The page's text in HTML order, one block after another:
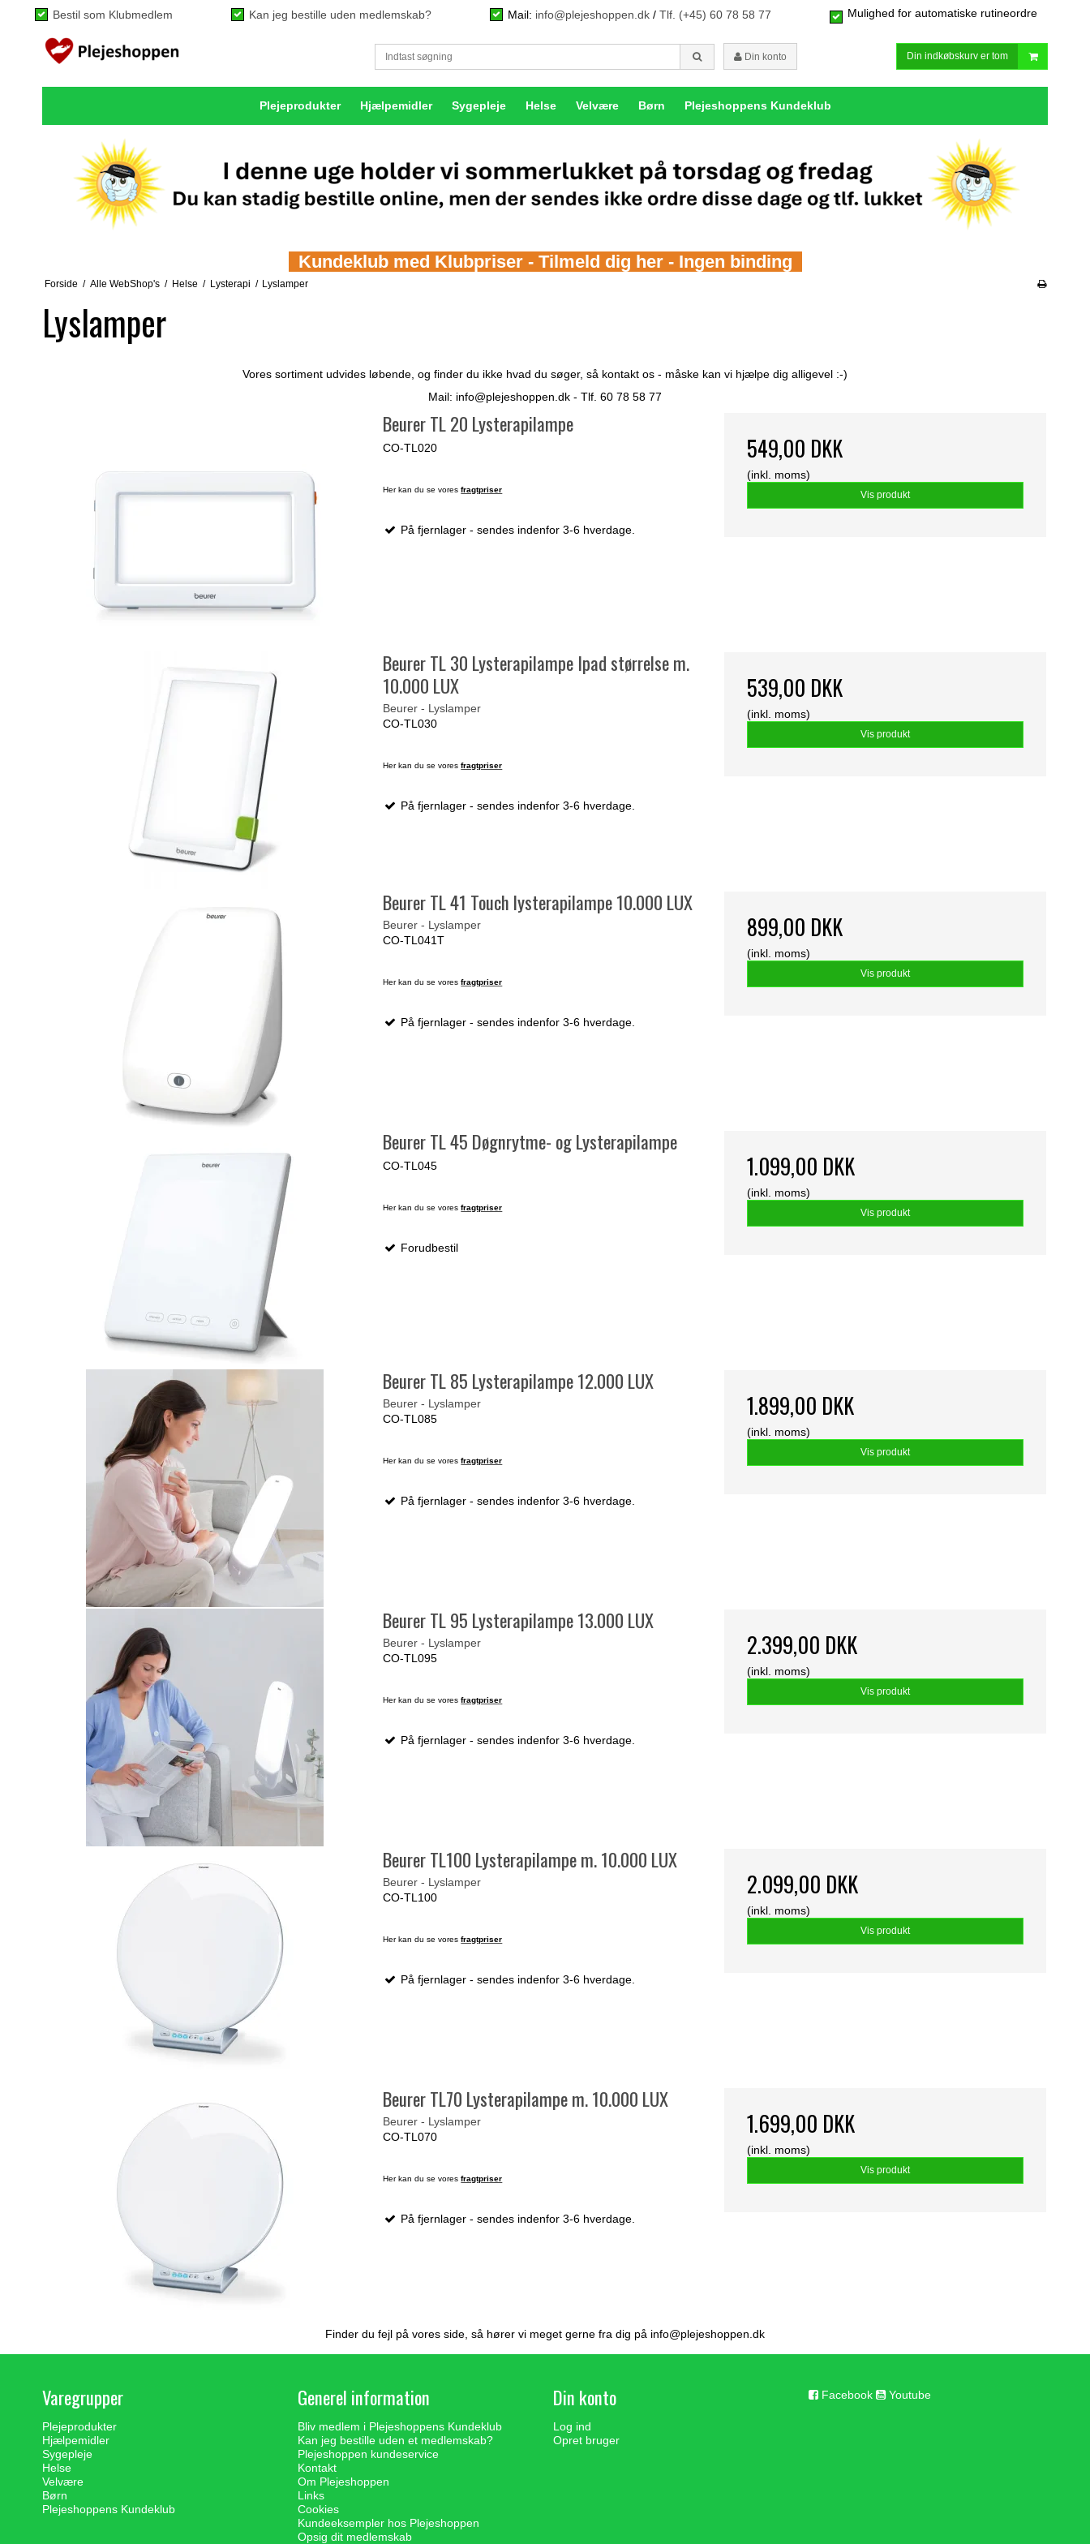
Bestil som Klubmedlem Kan jeg bestille uden medlemskab? Mail: info@plejeshoppen.dk / Tlf. (+45) 60 78 58 77 Mulighed for automatiske rutineordre
Din konto Din indkøbskurv er tom
Plejeprodukter Hjælpemidler Sygepleje Helse Velvære Børn Plejeshoppens Kundeklub
Kundeklub med Klubpriser - Tilmeld dig her - Ingen binding
Forside / Alle WebShop's / Helse / Lysterapi / Lyslamper
Lyslamper
Vores sortiment udvides løbende, og finder du ikke hvad du søger, så kontakt os - måske kan vi hjælpe dig alligevel :-)
Mail: info@plejeshoppen.dk - Tlf. 60 78 58 77
Beurer TL 20 Lysterapilampe
CO-TL020
Her kan du se voresfragtpriser
På fjernlager - sendes indenfor 3-6 hverdage.
549,00 DKK
(inkl. moms)
Vis produkt
Beurer TL 30 Lysterapilampe Ipad størrelse m.
10.000 LUX
Beurer - Lyslamper
CO-TL030
Her kan du se voresfragtpriser
På fjernlager - sendes indenfor 3-6 hverdage.
539,00 DKK
(inkl. moms)
Vis produkt
Beurer TL 41 Touch lysterapilampe 10.000 LUX
Beurer - Lyslamper
CO-TL041T
Her kan du se voresfragtpriser
På fjernlager - sendes indenfor 3-6 hverdage.
899,00 DKK
(inkl. moms)
Vis produkt
Beurer TL 45 Døgnrytme- og Lysterapilampe
CO-TL045
Her kan du se voresfragtpriser
Forudbestil
1.099,00 DKK
(inkl. moms)
Vis produkt
Beurer TL 85 Lysterapilampe 12.000 LUX
Beurer - Lyslamper
CO-TL085
Her kan du se voresfragtpriser
På fjernlager - sendes indenfor 3-6 hverdage.
1.899,00 DKK
(inkl. moms)
Vis produkt
Beurer TL 95 Lysterapilampe 13.000 LUX
Beurer - Lyslamper
CO-TL095
Her kan du se voresfragtpriser
På fjernlager - sendes indenfor 3-6 hverdage.
2.399,00 DKK
(inkl. moms)
Vis produkt
Beurer TL100 Lysterapilampe m. 10.000 LUX
Beurer - Lyslamper
CO-TL100
Her kan du se voresfragtpriser
På fjernlager - sendes indenfor 3-6 hverdage.
2.099,00 DKK
(inkl. moms)
Vis produkt
Beurer TL70 Lysterapilampe m. 10.000 LUX
Beurer - Lyslamper
CO-TL070
Her kan du se voresfragtpriser
På fjernlager - sendes indenfor 3-6 hverdage.
1.699,00 DKK
(inkl. moms)
Vis produkt
Finder du fejl på vores side, så hører vi meget gerne fra dig på info@plejeshoppen.dk
Varegrupper
Plejeprodukter
Hjælpemidler
Sygepleje
Helse
Velvære
Børn
Plejeshoppens Kundeklub
Generel information
Bliv medlem i Plejeshoppens Kundeklub
Kan jeg bestille uden et medlemskab?
Plejeshoppen kundeservice
Kontakt
Om Plejeshoppen
Links
Cookies
Kundeeksempler hos Plejeshoppen
Opsig dit medlemskab
Din konto
Log ind
Opret bruger
Facebook Youtube